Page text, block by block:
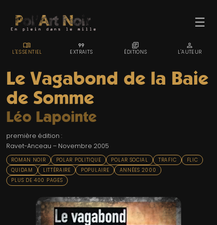
☰
ACCUEIL
TROMBINO
INDEX
RECHERCHE
BLOG
UN POLAR AU HASARD
Le Vagabond de la Baie
de Somme
Léo Lapointe
première édition :
Ravet-Anceau – Novembre 2005
ROMAN NOIR POLAR POLITIQUE POLAR SOCIAL TRAFIC
FLIC
QUIDAM
LITTÉRAIRE POPULAIRE
ANNÉES 2000
PLUS DE 400 PAGES
MENU_BOOK
L'ESSENTIEL
FORMAT_QUOTE
EXTRAITS
LIBRARY_BOOKS
ÉDITIONS
PERSON
L'AUTEUR